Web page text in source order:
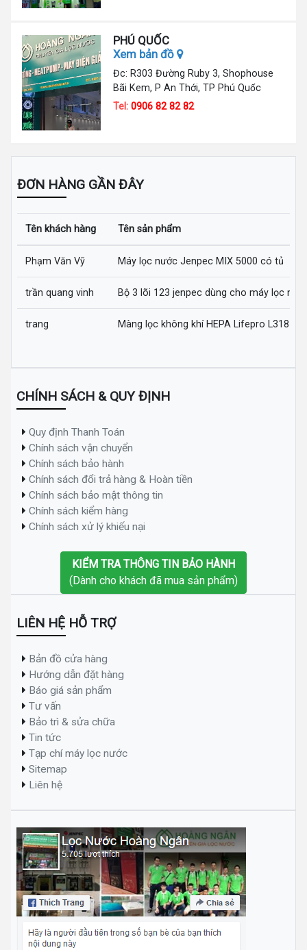
PHÚ QUỐC
Xem bản đồ
Đc: R303 Đường Ruby 3, Shophouse
Bãi Kem, P An Thới, TP Phú Quốc
Tel:0906 82 82 82
ĐƠN HÀNG GẦN ĐÂY
Tên khách hàng Tên sản phẩm
Phạm Văn Vỹ Máy lọc nước Jenpec MIX 5000 có tủ
trần quang vinh Bộ 3 lõi 123 jenpec dùng cho máy lọc
trang Màng lọc không khí HEPA Lifepro L318-AZ
CHÍNH SÁCH & QUY ĐỊNH
Quy định Thanh Toán
Chính sách vận chuyển
Chính sách bảo hành
Chính sách đổi trả hàng & Hoàn tiền
Chính sách bảo mật thông tin
Chính sách kiểm hàng
Chính sách xử lý khiếu nại
KIỂM TRA THÔNG TIN BẢO HÀNH
(Dành cho khách đã mua sản phẩm)
LIÊN HỆ HỖ TRỢ
Bản đồ cửa hàng
Hướng dẫn đặt hàng
Báo giá sản phẩm
Tư vấn
Bảo trì & sửa chữa
Tin tức
Tạp chí máy lọc nước
Sitemap
Liên hệ